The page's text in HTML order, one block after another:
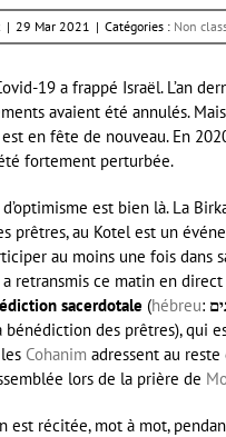
| 29 Mar 2021 | Catégories : Non
19 a frappé Israël. L’an
avaient été annulés.
en fête de nouveau. En
fortement perturbée.
est bien là. La
prêtres, au Kotel est un
au moins une fois dans
retransmis ce matin en direct
sacerdotale (hébreu:
bénédiction des prêtres), qui
Cohanim adressent au reste
lors de la prière de
est récitée, mot à mot,